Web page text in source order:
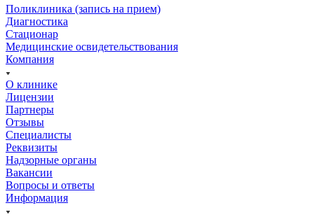
Поликлиника (запись на прием)
Диагностика
Стационар
Медицинские освидетельствования
Компания
О клинике
Лицензии
Партнеры
Отзывы
Специалисты
Реквизиты
Надзорные органы
Вакансии
Вопросы и ответы
Информация